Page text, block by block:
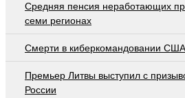
Средняя пенсия неработающих
семи регионах
Смерти в киберкомандовании
Премьер Литвы выступил с
России